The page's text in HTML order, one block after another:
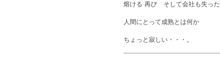
熔ける 再び そして会社も失った
人間にとって成熟とは何か
ちょっと寂しい・・・。